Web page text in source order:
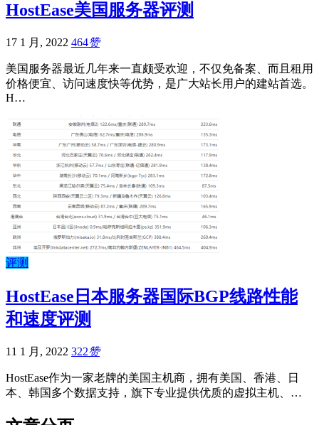
HostEase美国服务器评测
17 1 月, 2022 464赞
美国服务器最近几年来一直颇受欢迎，不仅免备案、而且租用
价格便宜、访问速度快等优势，是广大站长用户的建站首选。
H…
评测
HostEase日本服务器国际BGP线路性能
和速度评测
11 1 月, 2022 322赞
HostEase作为一家老牌的美国主机商，拥有美国、香港、日
本、韩国多个数据支持，旗下专业提供优质的虚拟主机、…